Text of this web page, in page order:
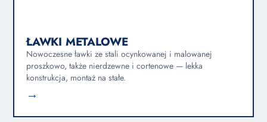
ŁAWKI METALOWE
Nowoczesne ławki ze stali ocynkowanej i malowanej
proszkowo, także nierdzewne i cortenowe — lekka
konstrukcja, montaż na stałe.
→